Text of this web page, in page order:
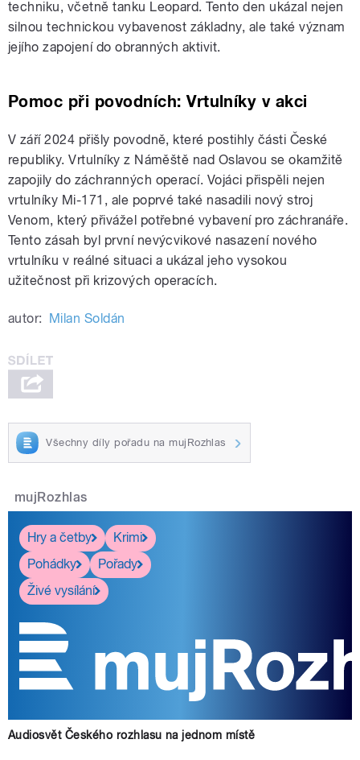
techniku, včetně tanku Leopard. Tento den ukázal nejen
silnou technickou vybavenost základny, ale také význam
jejího zapojení do obranných aktivit.
Pomoc při povodních: Vrtulníky v akci
V září 2024 přišly povodně, které postihly části České
republiky. Vrtulníky z Náměště nad Oslavou se okamžitě
zapojily do záchranných operací. Vojáci přispěli nejen
vrtulníky Mi-171, ale poprvé také nasadili nový stroj
Venom, který přivážel potřebné vybavení pro záchranáře.
Tento zásah byl první nevýcvikové nasazení nového
vrtulníku v reálné situaci a ukázal jeho vysokou
užitečnost při krizových operacích.
autor: Milan Soldán
Všechny díly pořadu na mujRozhlas
mujRozhlas
Hry a četby
Krimi
Pohádky
Pořady
Živé vysílání
Audiosvět Českého rozhlasu na jednom místě